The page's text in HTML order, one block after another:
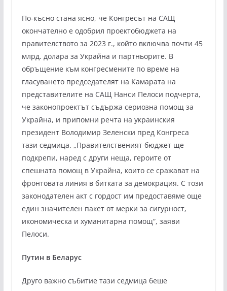
По-късно стана ясно, че Конгресът на САЩ
окончателно е одобрил проектобюджета на
правителството за 2023 г., който включва почти 45
млрд. долара за Украйна и партньорите. В
обръщение към конгресмените по време на
гласуването председателят на Камарата на
представителите на САЩ Нанси Пелоси подчерта,
че законопроектът съдържа сериозна помощ за
Украйна, и припомни речта на украинския
президент Володимир Зеленски пред Конгреса
тази седмица. „Правителственият бюджет ще
подкрепи, наред с други неща, героите от
спешната помощ в Украйна, които се сражават на
фронтовата линия в битката за демокрация. С този
законодателен акт с гордост им предоставяме още
един значителен пакет от мерки за сигурност,
икономическа и хуманитарна помощ“, заяви
Пелоси.
Путин в Беларус
Друго важно събитие тази седмица беше